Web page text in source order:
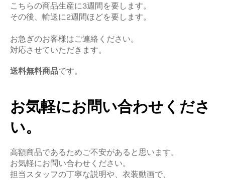
こちらの商品生産に3週間を要します。
その後、輸送に2週間ほどを要します。
お急ぎのお客様はご連絡ください。
対応させていただきます。
送料無料商品です。
お気軽にお問い合わせくださ
い。
高額商品であるためご不安があると思います。
お気軽にお問い合わせください。
担当スタッフの丁寧な説明や、衣装動画で、